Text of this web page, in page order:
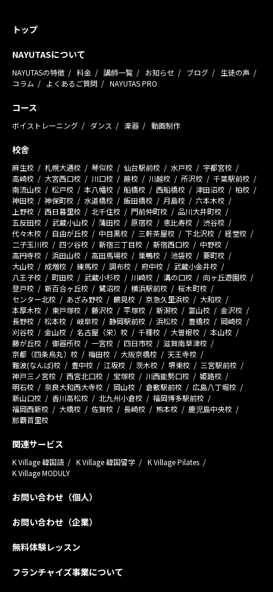
トップ
NAYUTASについて
NAYUTASの特徴 料金 講師一覧 お知らせ ブログ
生徒の声
コラム
よくあるご質問 NAYUTAS PRO
コース
ボイストレーニング ダンス 楽器 動画制作
校舎
麻生校 札幌大通校 琴似校 仙台駅前校 水戸校
宇都宮校
高崎校
大宮西口校 川口校 蕨校 川越校 所沢校
千葉駅前校
南流山校
松戸校 本八幡校 船橋校 西船橋校 津田沼校
柏校
神田校
神保町校 水道橋校 飯田橋校 月島校
六本木校
上野校
西日暮里校 北千住校 門前仲町校
品川大井町校
五反田校
武蔵小山校 蒲田校 原宿校 恵比寿校
渋谷校
代々木校
自由が丘校 中目黒校 三軒茶屋校 下北沢校
経堂校
二子玉川校
四ツ谷校 新宿三丁目校 新宿西口校
中野校
高円寺校
浜田山校 高田馬場校 巣鴨校 池袋校
要町校
大山校
成増校 練馬校 調布校 府中校
武蔵小金井校
八王子校
町田校 武蔵小杉校 川崎校 溝の口校
向ヶ丘遊園校
登戸校
新百合ヶ丘校 鷺沼校 横浜駅前校
桜木町校
センター北校
あざみ野校 鶴見校 京急久里浜校
大和校
本厚木校
東戸塚校 藤沢校 平塚校 新潟校 富山校
金沢校
長野校
松本校 岐阜校 静岡駅前校 浜松校 豊橋校
岡崎校
刈谷校
金山校 名古屋（栄）校 千種校 大曽根校
本山校
藤が丘校
御器所校 一宮校 四日市校
滋賀南草津校
京都（四条烏丸）校
梅田校 大阪京橋校
天王寺校
難波(なんば)校
豊中校 江坂校 茨木校 堺東校
三宮駅前校
神戸三ノ宮校
西宮北口校 宝塚校 川西能勢口校
姫路校
明石校
奈良大和西大寺校 岡山校 倉敷駅前校
広島八丁堀校
新山口校
香川高松校 北九州小倉校
福岡博多駅前校
福岡西新校
大橋校 佐賀校 長崎校 熊本校
鹿児島中央校
那覇首里校
関連サービス
K Village 韓国語 K Village 韓国留学
K Village Pilates
K Village MODULY
お問い合わせ（個人）
お問い合わせ（企業）
無料体験レッスン
フランチャイズ事業について